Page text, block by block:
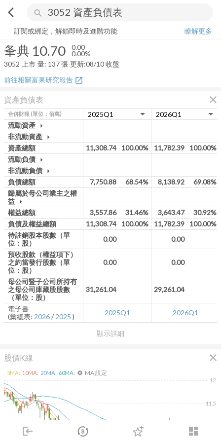
arrow_back_ios search
login dashboard
市場 登入
夆典 10.700.00%
訂閱或綁定，解鎖即時及進階功能
瞭解更多
夆典 10.70 0.00
0.00%
3052
上市 量: 137張 更新:08/10 收盤
前往相關富果研究報告 open_in_new
資產負債表 close
顯示詳細
合併財報 (單位：佰萬)
流動資產 arrow_drop_down
非流動資產 arrow_drop_down
資產總額 11,308.74 100.00% 11,782.39
100.00%
流動負債 arrow_drop_down
非流動負債 arrow_drop_down
負債總額 7,750.88 68.54% 8,138.92
69.08%
歸屬於母公司業主之權
益 arrow_drop_down
權益總額 3,557.86 31.46% 3,643.47
30.92%
負債及權益總額
11,308.74 100.00% 11,782.39
100.00%
待註銷股本股數（單
位：股）
0.00
0.00
預收股款（權益項下）
之約當發行股數（單
位：股）
0.00 0.00
母公司暨子公司所持有
之母公司庫藏股股數
（單位：股）
31,261.04 29,261.04
電子書
(彙總表: 2026/ 2025 ) 2025Q1 2026Q1
股價K線 close
11.5
12
5MA: 10MA: 20MA: 60MA: settings MA 設定